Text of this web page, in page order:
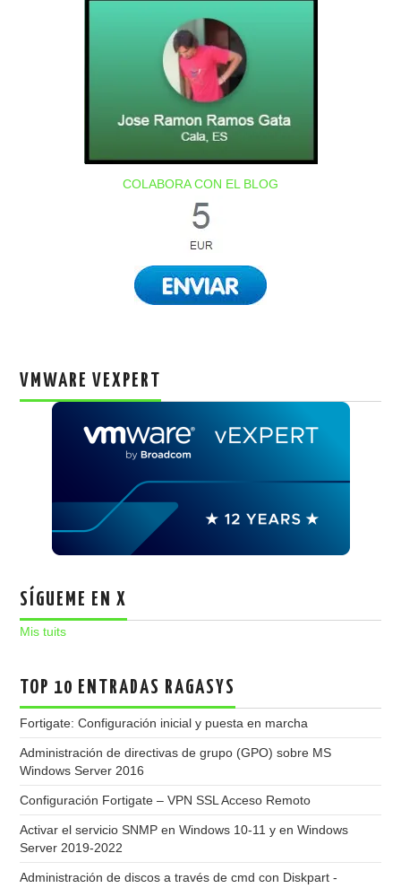
COLABORA CON EL BLOG
VMWARE VEXPERT
SÍGUEME EN X
Mis tuits
TOP 10 ENTRADAS RAGASYS
Fortigate: Configuración inicial y puesta en marcha
Administración de directivas de grupo (GPO) sobre MS
Windows Server 2016
Configuración Fortigate – VPN SSL Acceso Remoto
Activar el servicio SNMP en Windows 10-11 y en Windows
Server 2019-2022
Administración de discos a través de cmd con Diskpart -